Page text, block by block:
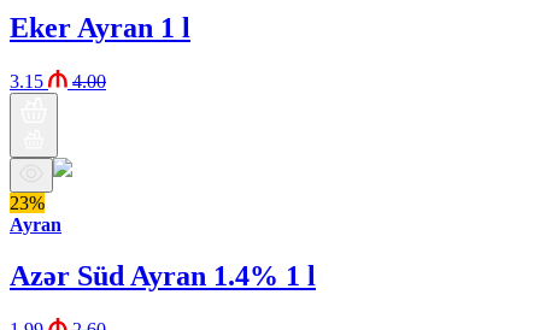
Eker Ayran 1 l
3.15 4.00
23%
Ayran
Azər Süd Ayran 1.4% 1 l